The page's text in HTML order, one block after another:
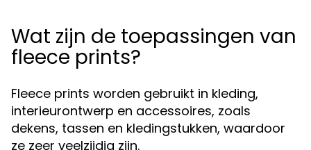
Wat zijn de toepassingen van
fleece prints?
Fleece prints worden gebruikt in kleding,
interieurontwerp en accessoires, zoals
dekens, tassen en kledingstukken, waardoor
ze zeer veelzijdig zijn.